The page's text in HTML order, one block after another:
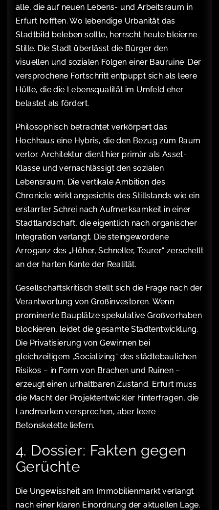
alle, die auf neuen Lebens- und Arbeitsraum in
Erfurt hofften. Wo lebendige Urbanität das
Stadtbild beleben sollte, herrscht heute bleierne
Stille. Die Stadt überlässt die Bürger den
visuellen und sozialen Folgen einer Bauruine. Der
versprochene Fortschritt entpuppt sich als leere
Hülle, die die Lebensqualität im Umfeld eher
belastet als fördert.
Philosophisch betrachtet verkörpert das
Hochhaus eine Hybris, die den Bezug zum Raum
verlor. Architektur dient hier primär als Asset-
Klasse und vernachlässigt den sozialen
Lebensraum. Die vertikale Ambition des
Chronicle wirkt angesichts des Stillstands wie ein
erstarrter Schrei nach Aufmerksamkeit in einer
Stadtlandschaft, die eigentlich nach organischer
Integration verlangt. Die steingewordene
Arroganz des „Höher, Schneller, Teurer“ zerschellt
an der harten Kante der Realität.
Gesellschaftskritisch stellt sich die Frage nach der
Verantwortung von Großinvestoren. Wenn
prominente Bauplätze spekulative Großvorhaben
blockieren, leidet die gesamte Stadtentwicklung.
Die Privatisierung von Gewinnen bei
gleichzeitigem „Socializing“ des städtebaulichen
Risikos – in Form von Brachen und Ruinen –
erzeugt einen unhaltbaren Zustand. Erfurt muss
die Macht der Projektentwickler hinterfragen, die
Landmarken versprechen, aber leere
Betonskelette liefern.
4. Dossier: Fakten gegen
Gerüchte
Die Ungewissheit am Immobilienmarkt verlangt
nach einer klaren Einordnung der aktuellen Lage.